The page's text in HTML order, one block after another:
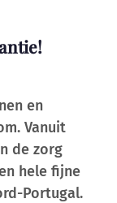
en
Vanuit
de zorg
hele fijne
Portugal.